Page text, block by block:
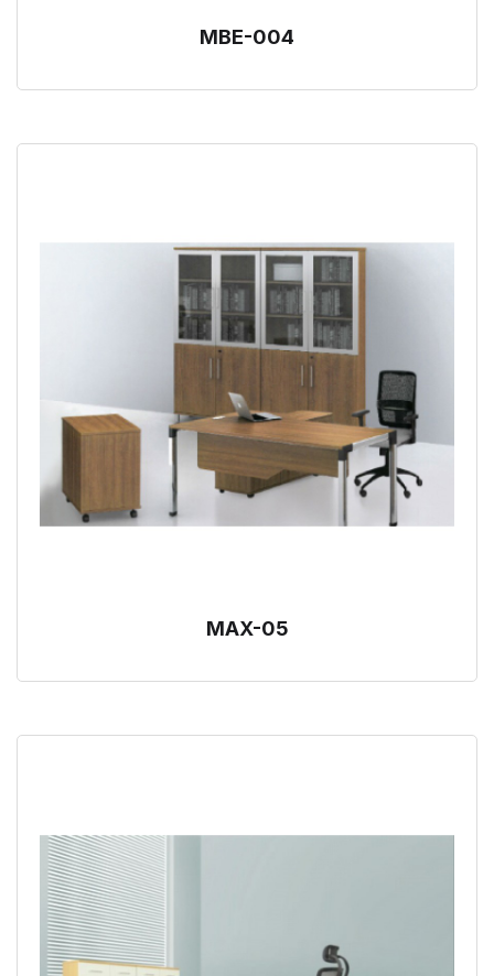
MBE-004
MAX-05